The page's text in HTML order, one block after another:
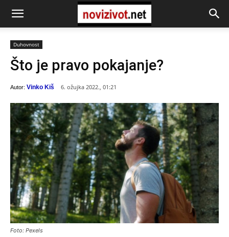
Duhovnost
Što je pravo pokajanje?
Autor: Vinko Kiš 6. ožujka 2022., 01:21
Foto: Pexels